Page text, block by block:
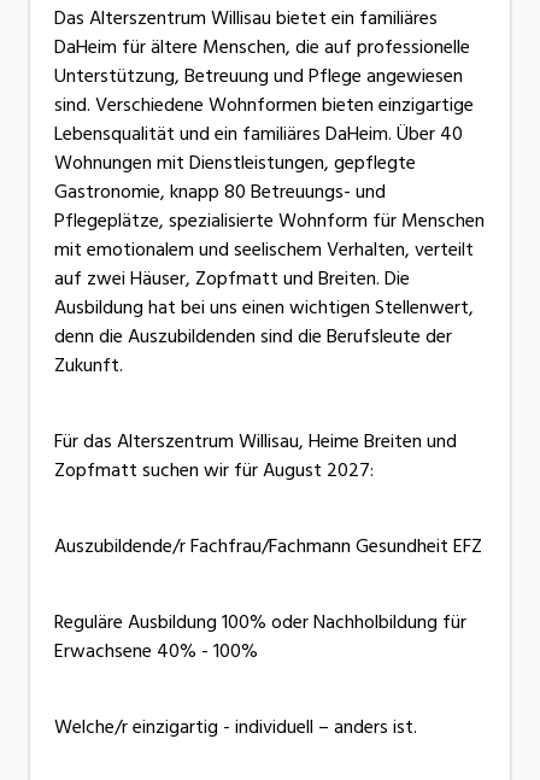
Das Alterszentrum Willisau bietet ein familiäres
DaHeim für ältere Menschen, die auf professionelle
Unterstützung, Betreuung und Pflege angewiesen
sind. Verschiedene Wohnformen bieten einzigartige
Lebensqualität und ein familiäres DaHeim. Über 40
Wohnungen mit Dienstleistungen, gepflegte
Gastronomie, knapp 80 Betreuungs- und
Pflegeplätze, spezialisierte Wohnform für Menschen
mit emotionalem und seelischem Verhalten, verteilt
auf zwei Häuser, Zopfmatt und Breiten. Die
Ausbildung hat bei uns einen wichtigen Stellenwert,
denn die Auszubildenden sind die Berufsleute der
Zukunft.
Für das Alterszentrum Willisau, Heime Breiten und
Zopfmatt suchen wir für August 2027:
Auszubildende/r Fachfrau/Fachmann Gesundheit EFZ
Reguläre Ausbildung 100% oder Nachholbildung für
Erwachsene 40% - 100%
Welche/r einzigartig - individuell – anders ist.